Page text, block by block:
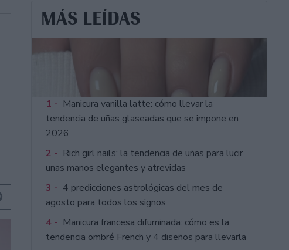
MÁS LEÍDAS
1 - Manicura vanilla latte: cómo llevar la
tendencia de uñas glaseadas que se impone en
2026
2 - Rich girl nails: la tendencia de uñas para lucir
unas manos elegantes y atrevidas
3 - 4 predicciones astrológicas del mes de
agosto para todos los signos
4 - Manicura francesa difuminada: cómo es la
tendencia ombré French y 4 diseños para llevarla